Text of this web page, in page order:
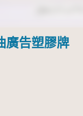
廣告塑膠牌